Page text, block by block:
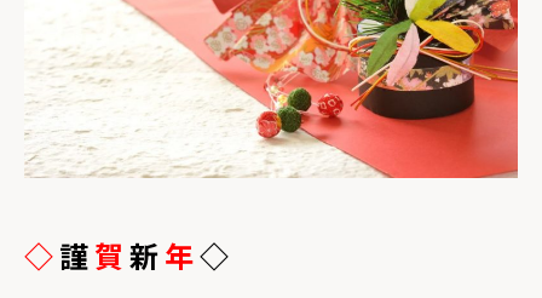
◇謹賀 新年◇